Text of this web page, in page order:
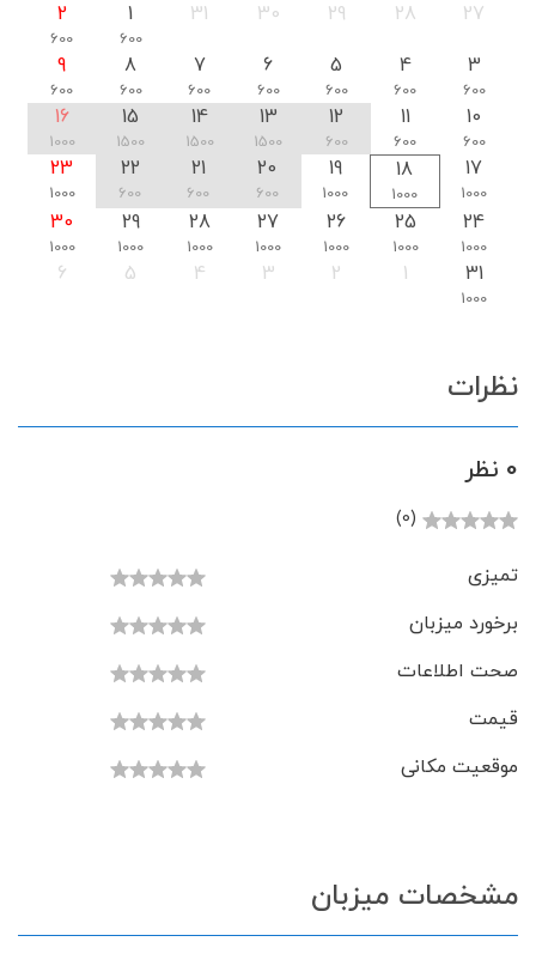
27
28
29
30
31
1
600
2
600
3
600
4
600
5
600
6
600
7
600
8
600
9
600
10
600
11
600
12
600
13
1500
14
1500
15
1500
16
1000
17
1000
18
1000
19
1000
20
600
21
600
22
600
23
1000
24
1000
25
1000
26
1000
27
1000
28
1000
29
1000
30
1000
31
1000
1
2
3
4
5
6
نظرات
0 نظر
(0)
تمیزی
برخورد میزبان
صحت اطلاعات
قیمت
موقعیت مکانی
مشخصات میزبان